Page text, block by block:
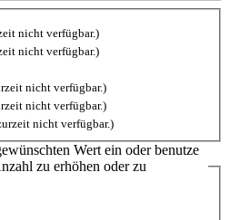
nicht verfügbar.)
nicht verfügbar.)
nicht verfügbar.)
nicht verfügbar.)
nicht verfügbar.)
Wert ein oder benutze
zu erhöhen oder zu